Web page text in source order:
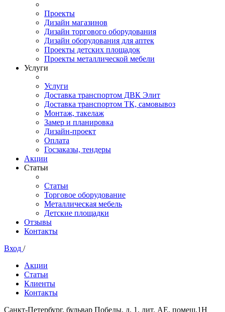
Проекты
Дизайн магазинов
Дизайн торгового оборудования
Дизайн оборудования для аптек
Проекты детских площадок
Проекты металлической мебели
Услуги
Услуги
Доставка транспортом ДВК Элит
Доставка транспортом ТК, самовывоз
Монтаж, такелаж
Замер и планировка
Дизайн-проект
Оплата
Госзаказы, тендеры
Акции
Статьи
Статьи
Торговое оборудование
Металлическая мебель
Детские площадки
Отзывы
Контакты
Вход /
Акции
Статьи
Клиенты
Контакты
Санкт-Петербург, бульвар Победы, д. 1, лит. АЕ, помещ.1Н